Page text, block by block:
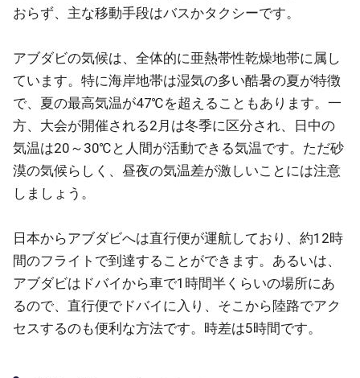
おらず、主な移動手段はバスかタクシーです。
アブダビの気候は、全体的に亜熱帯性乾燥地帯に属し
ています。特に海岸地帯は湿気の多い酷暑の夏が特徴
で、夏の最高気温が47℃を超えることもあります。一
方、大会が開催される2月は冬季に区分され、日中の
気温は20～30℃と人間が活動できる気温です。ただ砂
漠の気候らしく、昼夜の気温差が激しいことには注意
しましょう。
日本からアブダビへは直行便が運航しており、約12時
間のフライトで到達することができます。あるいは、
アブダビはドバイから車で1時間半くらいの場所にあ
るので、直行便でドバイに入り、そこから陸路でアク
セスするのも便利な方法です。時差は5時間です。